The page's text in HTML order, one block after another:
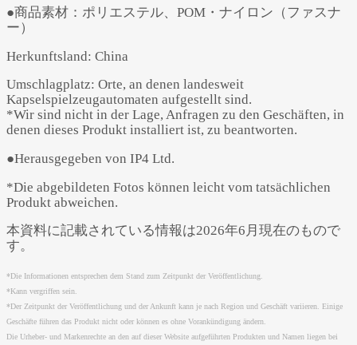
●商品素材：ポリエステル、POM・ナイロン（ファスナ
ー）
Herkunftsland: China
Umschlagplatz: Orte, an denen landesweit
Kapselspielzeugautomaten aufgestellt sind.
*Wir sind nicht in der Lage, Anfragen zu den Geschäften, in
denen dieses Produkt installiert ist, zu beantworten.
●Herausgegeben von IP4 Ltd.
*Die abgebildeten Fotos können leicht vom tatsächlichen
Produkt abweichen.
本資料に記載されている情報は2026年6月現在のもので
す。
*Die Informationen entsprechen dem Stand zum Zeitpunkt der Veröffentlichung.
*Kann vergriffen sein.
*Der Zeitpunkt der Veröffentlichung und der Ankunft kann je nach Region und Geschäft variieren. Einige
Geschäfte führen das Produkt nicht oder können es ohne Vorankündigung ändern.
Die Urheber- und Markenrechte an den auf dieser Website aufgeführten Produkten und Namen liegen bei